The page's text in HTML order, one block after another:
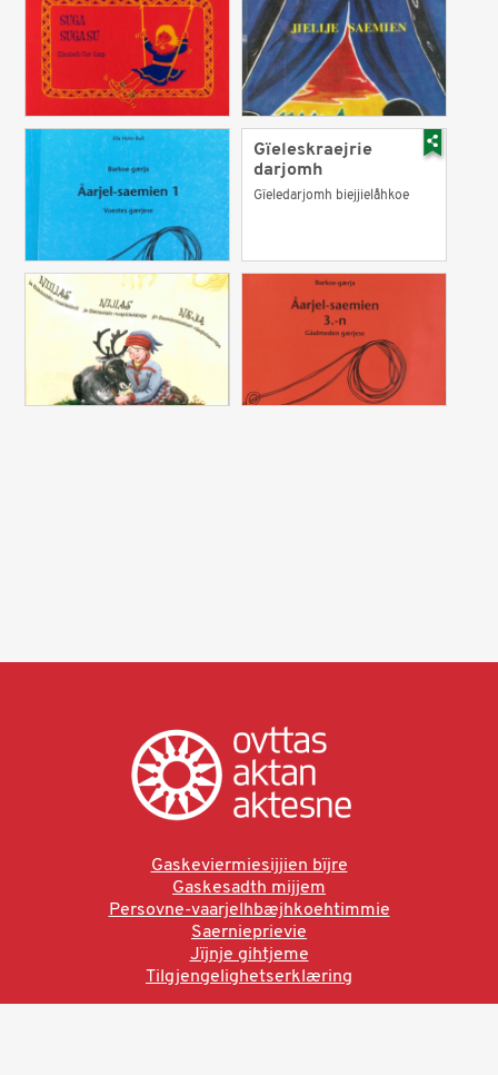
Gïeleskraejrie
darjomh
Gïeledarjomh biejjielåhkoe
Gaskeviermiesijjien bïjre
Gaskesadth mijjem
Persovne-vaarjelhbæjhkoehtimmie
Saernieprievie
Jïjnje gihtjeme
Tilgjengelighetserklæring